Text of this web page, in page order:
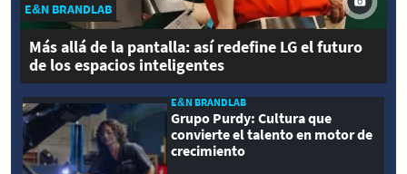
E&N BRANDLAB
Más allá de la pantalla: así redefine LG el futuro
de los espacios inteligentes
E&N BRANDLAB
Grupo Purdy: Cultura que
convierte el talento en motor de
crecimiento